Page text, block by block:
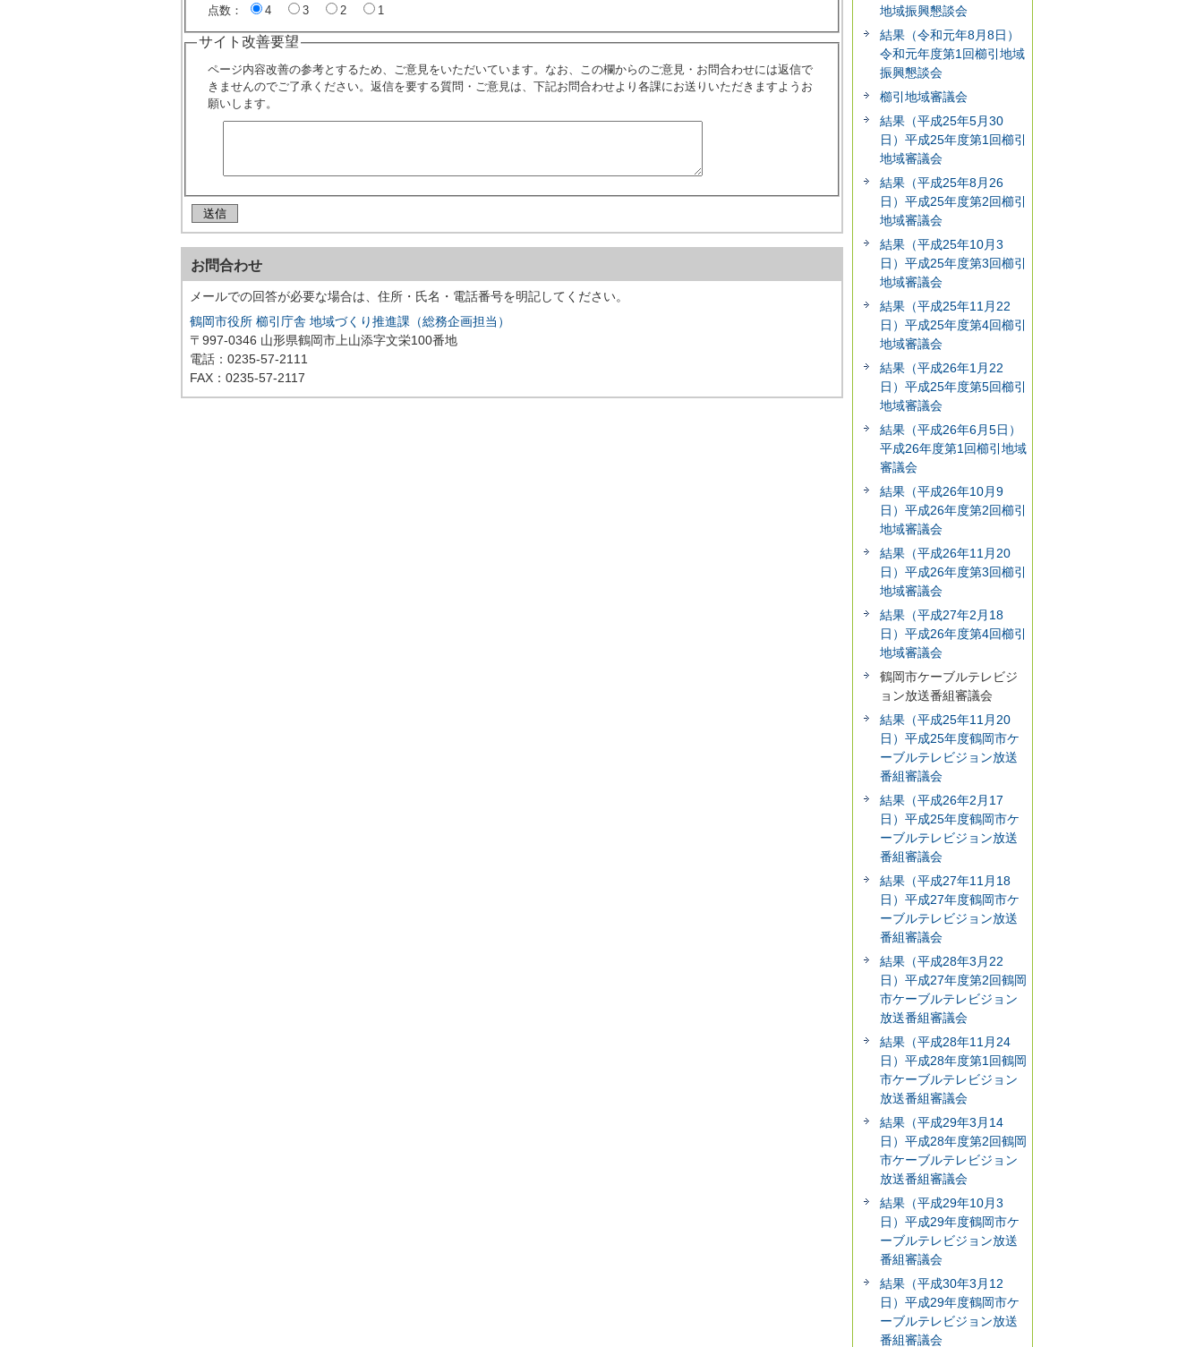
点数： 4 3 2 1
サイト改善要望
ページ内容改善の参考とするため、ご意見をいただいています。なお、この欄からのご意見・お問合わせには返信で
きませんのでご了承ください。返信を要する質問・ご意見は、下記お問合わせより各課にお送りいただきますようお
願いします。
お問合わせ
メールでの回答が必要な場合は、住所・氏名・電話番号を明記してください。
鶴岡市役所 櫛引庁舎 地域づくり推進課（総務企画担当）
〒997-0346 山形県鶴岡市上山添字文栄100番地
電話：0235-57-2111
FAX：0235-57-2117
地域振興懇談会
結果（令和元年8月8日）
令和元年度第1回櫛引地域
振興懇談会
櫛引地域審議会
結果（平成25年5月30
日）平成25年度第1回櫛引
地域審議会
結果（平成25年8月26
日）平成25年度第2回櫛引
地域審議会
結果（平成25年10月3
日）平成25年度第3回櫛引
地域審議会
結果（平成25年11月22
日）平成25年度第4回櫛引
地域審議会
結果（平成26年1月22
日）平成25年度第5回櫛引
地域審議会
結果（平成26年6月5日）
平成26年度第1回櫛引地域
審議会
結果（平成26年10月9
日）平成26年度第2回櫛引
地域審議会
結果（平成26年11月20
日）平成26年度第3回櫛引
地域審議会
結果（平成27年2月18
日）平成26年度第4回櫛引
地域審議会
鶴岡市ケーブルテレビジ
ョン放送番組審議会
結果（平成25年11月20
日）平成25年度鶴岡市ケ
ーブルテレビジョン放送
番組審議会
結果（平成26年2月17
日）平成25年度鶴岡市ケ
ーブルテレビジョン放送
番組審議会
結果（平成27年11月18
日）平成27年度鶴岡市ケ
ーブルテレビジョン放送
番組審議会
結果（平成28年3月22
日）平成27年度第2回鶴岡
市ケーブルテレビジョン
放送番組審議会
結果（平成28年11月24
日）平成28年度第1回鶴岡
市ケーブルテレビジョン
放送番組審議会
結果（平成29年3月14
日）平成28年度第2回鶴岡
市ケーブルテレビジョン
放送番組審議会
結果（平成29年10月3
日）平成29年度鶴岡市ケ
ーブルテレビジョン放送
番組審議会
結果（平成30年3月12
日）平成29年度鶴岡市ケ
ーブルテレビジョン放送
番組審議会